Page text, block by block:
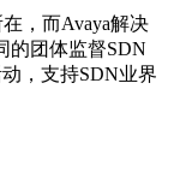
在，而Avaya解决
的团体监督SDN
，支持SDN业界